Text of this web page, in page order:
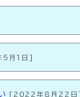
月1日]
[2022年8月22日]